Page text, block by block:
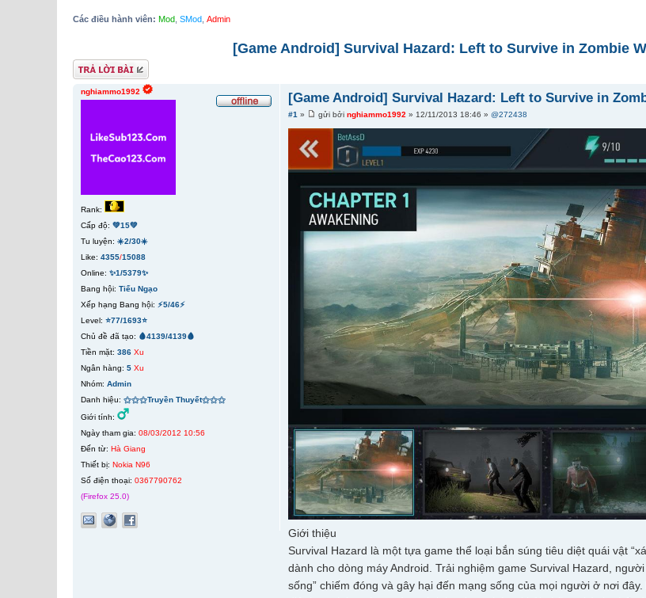
Các điều hành viên: Mod SMod Admin
[Game Android] Survival Hazard: Left to Survive in Zombie
Gửi bài trả lời
[Game Android] Survival Hazard: Left to Survive in
#1 » gửi bởinghiammo1992 » 12/11/2013 18:46 »@272438
Giới thiệu
Survival Hazard là một tựa game thể loại bắn súng tiêu diệt quái vật
dành cho dòng máy Android. Trải nghiệm game Survival Hazard,
sống” chiếm đóng và gây hại đến mạng sống của mọi người ở nơi
nghiammo1992
Rank:
Cấp độ: 💚15💚
Tu luyện: ☀️2/30☀️
Like: 4355/15088
Online: ✨1/5379✨
Bang hội: Tiếu Ngạo
Xếp hạng Bang hội: ⚡5/46⚡
Level: ⭐77/1693⭐
Chủ đề đã tạo: 🩸4139/4139🩸
Tiền mặt: 386 Xu
Ngân hàng: 5 Xu
Nhóm: Admin
Danh hiệu: ⚝⚝⚝Truyền Thuyết⚝⚝⚝
Giới tính:
Ngày tham gia: 08/03/2012 10:56
Đến từ: Hà Giang
Thiết bị: Nokia N96
Số điện thoại: 0367790762
(Firefox 25.0)